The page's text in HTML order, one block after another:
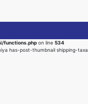
functions.php on line534
has-post-thumbnail shipping-